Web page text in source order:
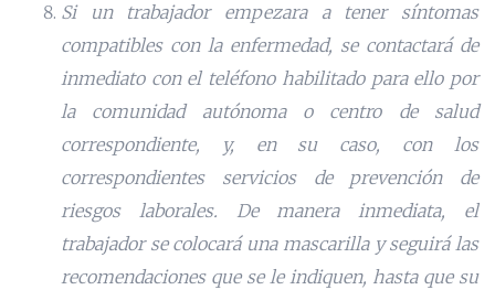
Si un trabajador empezara a tener síntomas
compatibles con la enfermedad, se contactará de
inmediato con el teléfono habilitado para ello por
la comunidad autónoma o centro de salud
correspondiente, y, en su caso, con los
correspondientes servicios de prevención de
riesgos laborales. De manera inmediata, el
trabajador se colocará una mascarilla y seguirá las
recomendaciones que se le indiquen, hasta que su